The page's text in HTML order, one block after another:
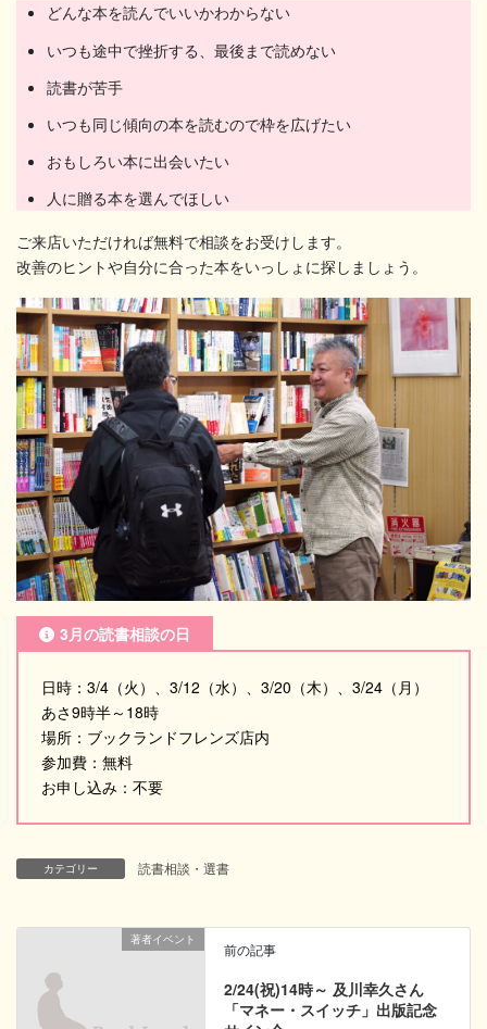
どんな本を読んでいいかわからない
いつも途中で挫折する、最後まで読めない
読書が苦手
いつも同じ傾向の本を読むので枠を広げたい
おもしろい本に出会いたい
人に贈る本を選んでほしい
ご来店いただければ無料で相談をお受けします。
改善のヒントや自分に合った本をいっしょに探しましょう。
3月の読書相談の日
日時：3/4（火）、3/12（水）、3/20（木）、3/24（月）
あさ9時半～18時
場所：ブックランドフレンズ店内
参加費：無料
お申し込み：不要
カテゴリー 読書相談・選書
著者イベント
前の記事
2/24(祝)14時～ 及川幸久さん
「マネー・スイッチ」出版記念